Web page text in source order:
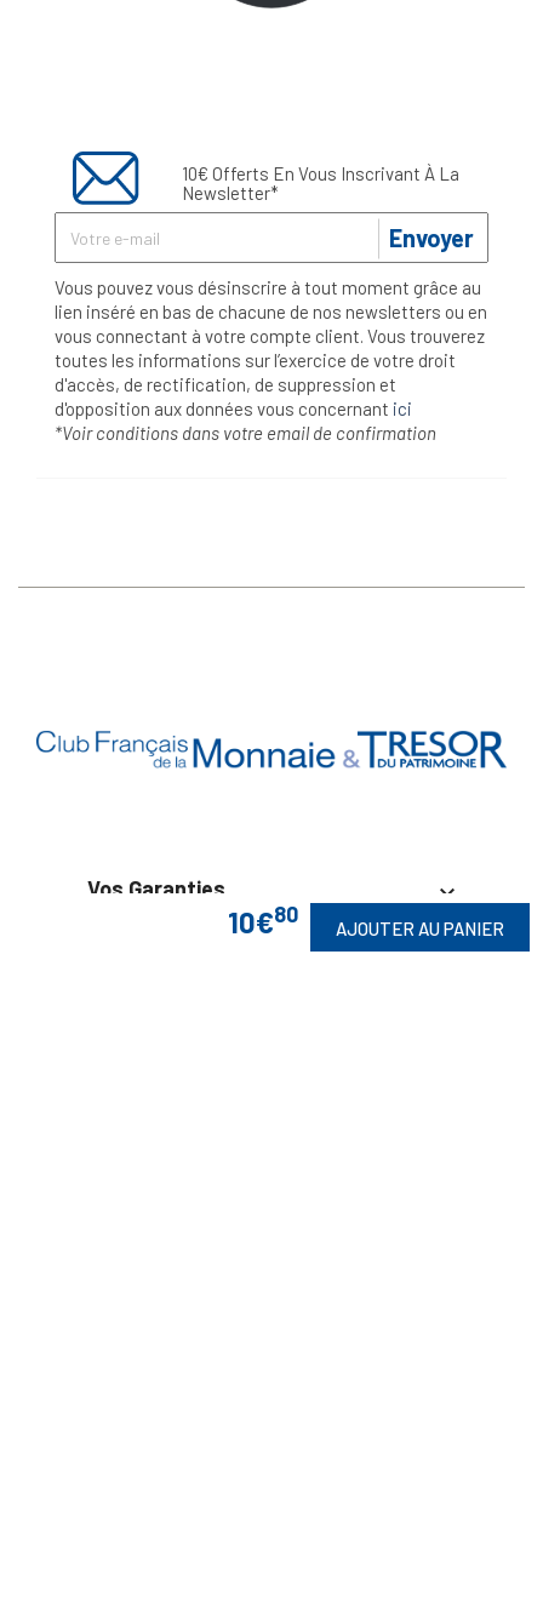
10€80
AJOUTER AU PANIER
10€ Offerts En Vous Inscrivant À La
Newsletter*
Envoyer
Vous pouvez vous désinscrire à tout moment grâce au
lien inséré en bas de chacune de nos newsletters ou en
vous connectant à votre compte client. Vous trouverez
toutes les informations sur l’exercice de votre droit
d'accès, de rectification, de suppression et
d'opposition aux données vous concernant ici
*Voir conditions dans votre email de confirmation
Vos Garanties 
